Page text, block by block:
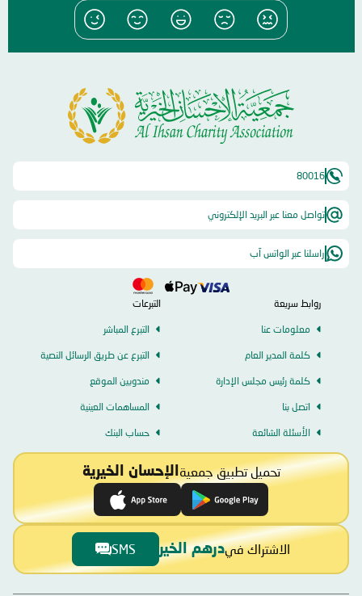
80016
تواصل معنا عبر البريد الإلكتروني
راسلنا عبر الواتس آب
روابط سريعة
معلومات عنا
كلمة المدير العام
كلمة رئيس مجلس الإدارة
اتصل بنا
الأسئلة الشائعة
التبرعات
التبرع المباشر
التبرع عن طريق الرسائل النصية
مندوبين الموقع
المساهمات العينية
حساب البنك
تحميل تطبيق جمعية الإحسان الخيرية
الاشتراك فيدرهم الخير SMS